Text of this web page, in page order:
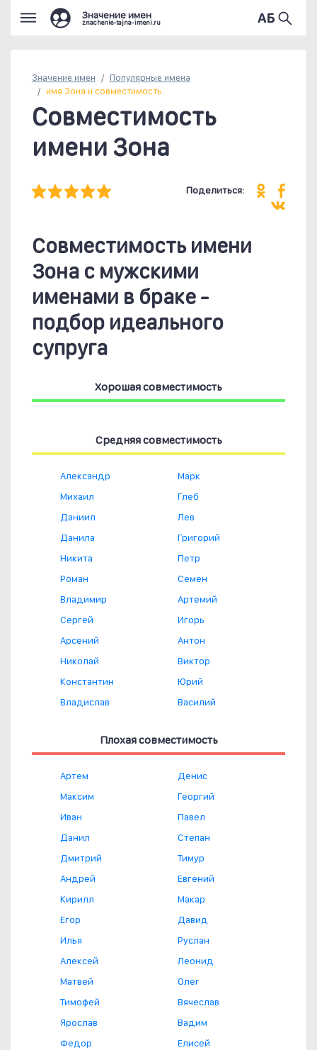
Значение имен
znachenie-tajna-imeni.ru
Значение имен Популярные имена
имя Зона и совместимость
Совместимость
имени Зона
Поделиться:
Совместимость имени
Зона c мужскими
именами в браке -
подбор идеального
супруга
Хорошая совместимость
Средняя совместимость
Александр
Михаил
Даниил
Данила
Никита
Роман
Владимир
Сергей
Арсений
Николай
Константин
Владислав
Марк
Глеб
Лев
Григорий
Петр
Семен
Артемий
Игорь
Антон
Виктор
Юрий
Василий
Плохая совместимость
Артем
Максим
Иван
Данил
Дмитрий
Андрей
Кирилл
Егор
Илья
Алексей
Матвей
Тимофей
Ярослав
Федор
Денис
Георгий
Павел
Степан
Тимур
Евгений
Макар
Давид
Руслан
Леонид
Олег
Вячеслав
Вадим
Елисей